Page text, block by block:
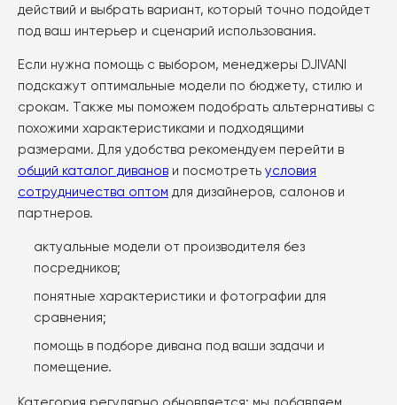
действий и выбрать вариант, который точно подойдет
под ваш интерьер и сценарий использования.
Если нужна помощь с выбором, менеджеры DJIVANI
подскажут оптимальные модели по бюджету, стилю и
срокам. Также мы поможем подобрать альтернативы с
похожими характеристиками и подходящими
размерами. Для удобства рекомендуем перейти в
общий каталог диванов и посмотреть условия
сотрудничества оптом для дизайнеров, салонов и
партнеров.
актуальные модели от производителя без
посредников;
понятные характеристики и фотографии для
сравнения;
помощь в подборе дивана под ваши задачи и
помещение.